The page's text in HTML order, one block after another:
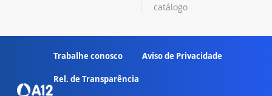
catálogo
Trabalhe conosco Aviso de Privacidade
Rel. de Transparência